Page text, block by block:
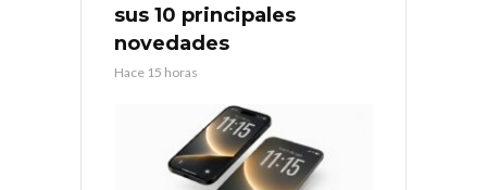
sus 10 principales
novedades
Hace 15 horas